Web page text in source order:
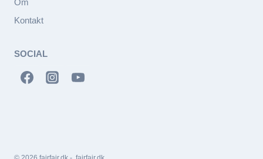
Om
Kontakt
SOCIAL